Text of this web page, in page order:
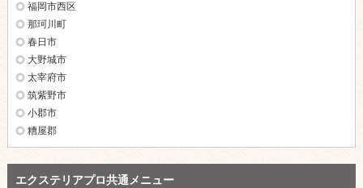
エクステリアプロ共通メニュー
福岡市西区
那珂川町
春日市
大野城市
太宰府市
筑紫野市
小郡市
糟屋郡